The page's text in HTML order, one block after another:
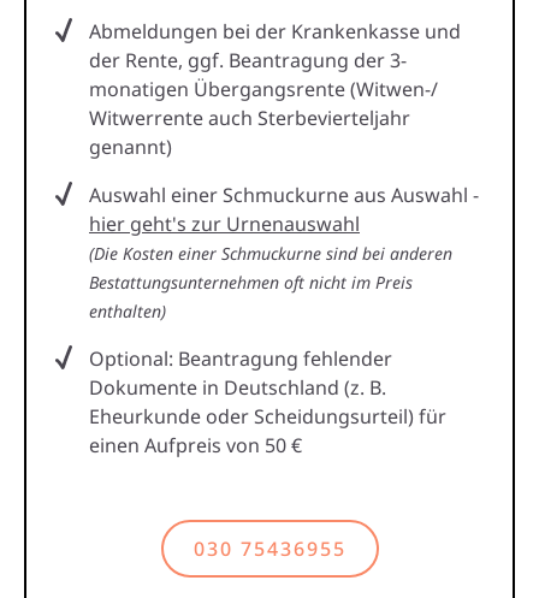
Abmeldungen bei der Krankenkasse und
der Rente, ggf. Beantragung der 3-
monatigen Übergangsrente (Witwen-/
Witwerrente auch Sterbevierteljahr
genannt)
Auswahl einer Schmuckurne aus Auswahl -
hier geht's zur Urnenauswahl
(Die Kosten einer Schmuckurne sind bei anderen
Bestattungsunternehmen oft nicht im Preis
enthalten)
Optional: Beantragung fehlender
Dokumente in Deutschland (z. B.
Eheurkunde oder Scheidungsurteil) für
einen Aufpreis von 50 €
030 75436955